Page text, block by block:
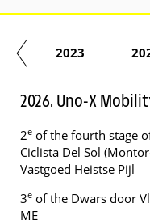
2023
2026. Uno-X
2e of the fourth stage
Ciclista Del Sol
Vastgoed Heistse Pijl
3e of the Dwars door
ME